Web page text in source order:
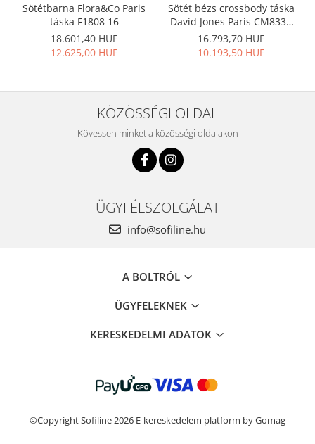
Sötétbarna Flora&Co Paris
táska F1808 16
18.601,40 HUF
12.625,00 HUF
Sötét bézs crossbody táska
David Jones Paris CM8330
15
16.793,70 HUF
10.193,50 HUF
KÖZÖSSÉGI OLDAL
Kövessen minket a közösségi oldalakon
ÜGYFÉLSZOLGÁLAT
info@sofiline.hu
A BOLTRÓL
ÜGYFELEKNEK
KERESKEDELMI ADATOK
©Copyright Sofiline 2026 E-kereskedelem platform by Gomag